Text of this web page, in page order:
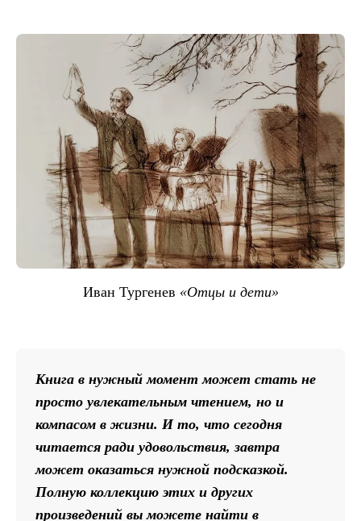
Иван Тургенев «Отцы и дети»
Книга в нужный момент может стать не
просто увлекательным чтением, но и
компасом в жизни. И то, что сегодня
читается ради удовольствия, завтра
может оказаться нужной подсказкой.
Полную коллекцию этих и других
произведений вы можете найти в